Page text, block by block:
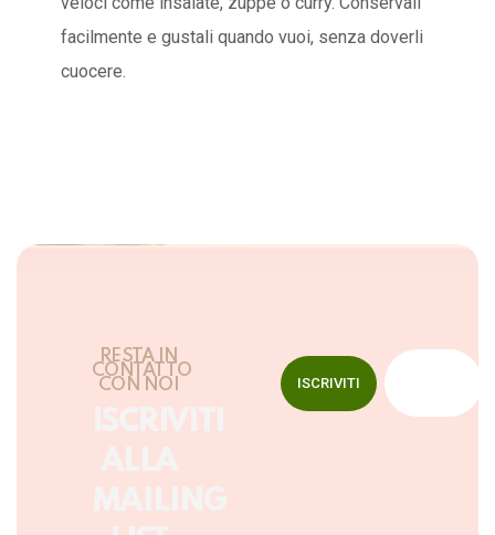
facilmente e gustali quando vuoi, senza doverli
cuocere.
RESTA IN
CONTATTO
CON NOI ISCRIVITI